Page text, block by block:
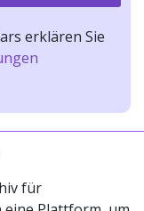
erklären Sie
für